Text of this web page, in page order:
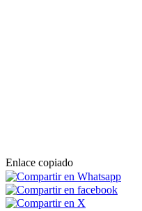
Enlace copiado